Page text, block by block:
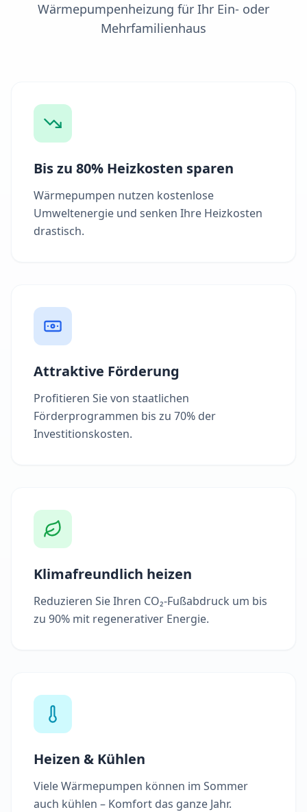
Wärmepumpenheizung für Ihr Ein- oder
Mehrfamilienhaus
Bis zu 80% Heizkosten sparen
Wärmepumpen nutzen kostenlose
Umweltenergie und senken Ihre Heizkosten
drastisch.
Attraktive Förderung
Profitieren Sie von staatlichen
Förderprogrammen bis zu 70% der
Investitionskosten.
Klimafreundlich heizen
Reduzieren Sie Ihren CO₂-Fußabdruck um bis
zu 90% mit regenerativer Energie.
Heizen & Kühlen
Viele Wärmepumpen können im Sommer
auch kühlen – Komfort das ganze Jahr.